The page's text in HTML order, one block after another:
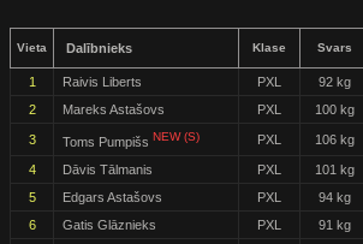
Vieta Dalībnieks Klase Svars
1 Raivis Liberts PXL 92 kg
2
Mareks Astašovs PXL 100 kg
3 Toms Pumpišs NEW (S) PXL 106 kg
4 Dāvis Tālmanis PXL 101 kg
5
Edgars Astašovs PXL 94 kg
6
Gatis Glāznieks PXL 91 kg